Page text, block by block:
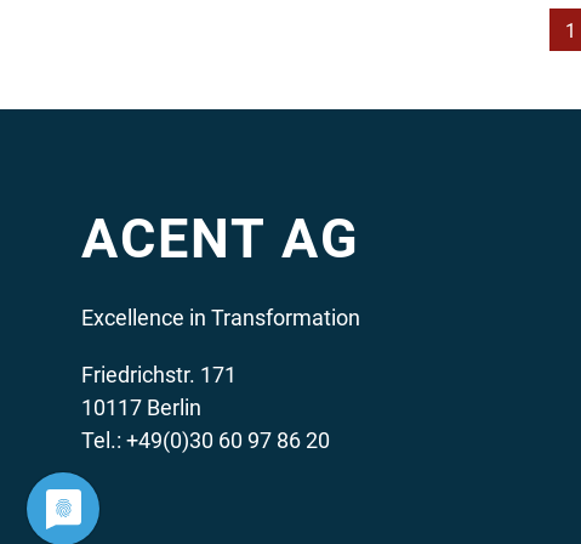
1
ACENT AG
Excellence in Transformation
Friedrichstr. 171
10117 Berlin
Tel.: +49(0)30 60 97 86 20